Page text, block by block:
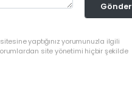
Gönder
yaptığınız yorumunuzla ilgili
site yönetimi hiçbir şekilde